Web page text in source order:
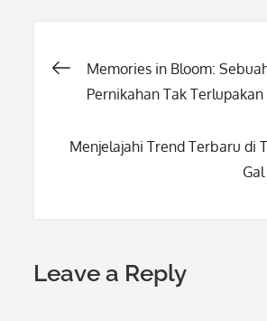
Post
Memories in Bloom:
Pernikahan Tak Terlupakan
Menjelajahi Trend Terbaru di
Leave a Reply